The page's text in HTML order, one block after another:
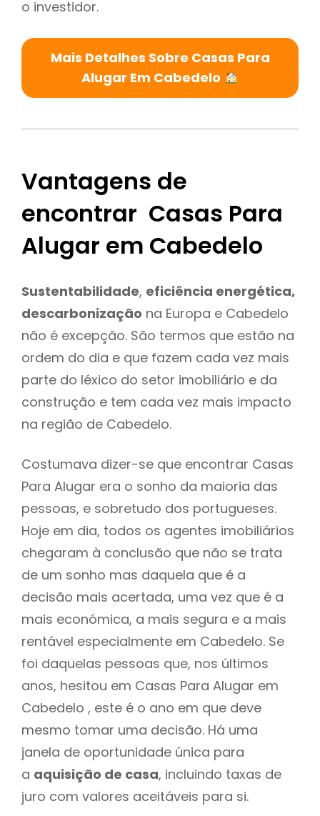
o investidor.
Mais Detalhes Sobre Casas Para
Alugar Em Cabedelo
Vantagens de
encontrar Casas Para
Alugar em Cabedelo
Sustentabilidade, eficiência energética,
descarbonização na Europa e Cabedelo
não é excepção. São termos que estão na
ordem do dia e que fazem cada vez mais
parte do léxico do setor imobiliário e da
construção e tem cada vez mais impacto
na região de Cabedelo.
Costumava dizer-se que encontrar Casas
Para Alugar era o sonho da maioria das
pessoas, e sobretudo dos portugueses.
Hoje em dia, todos os agentes imobiliários
chegaram à conclusão que não se trata
de um sonho mas daquela que é a
decisão mais acertada, uma vez que é a
mais económica, a mais segura e a mais
rentável especialmente em Cabedelo. Se
foi daquelas pessoas que, nos últimos
anos, hesitou em Casas Para Alugar em
Cabedelo , este é o ano em que deve
mesmo tomar uma decisão. Há uma
janela de oportunidade única para
a aquisição de casa, incluindo taxas de
juro com valores aceitáveis para si.